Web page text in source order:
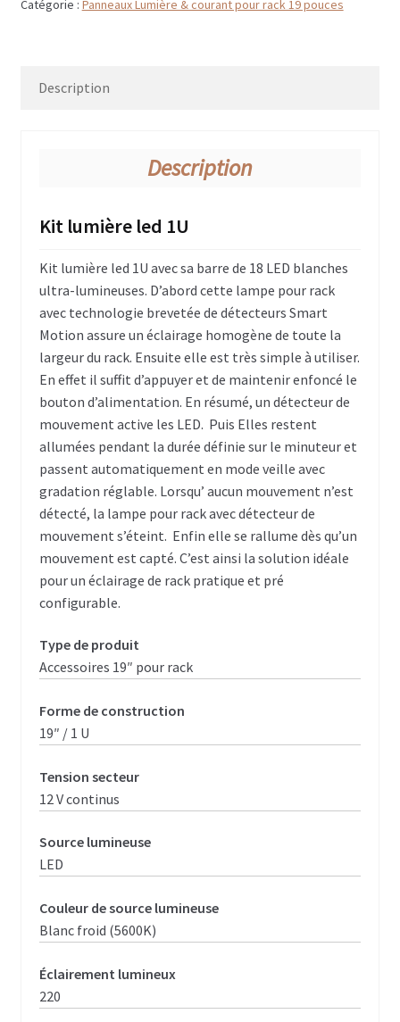
Remorque flightcase
A – Matière & finition
D – Empilement flightcases
E – Roulettes
F – Mousse de protection et / ou calage
G – Renforts divers flightcase
H – Aménagement interne flightcases
I – Tiroirs, plateaux, glissières pour
flightcases
J – Connectiques, courant, lumière flightcases
K- Trappe accès flightcases
L – Traitement matière, Usinage & soudure
M – Options & solutions Diverses
Accessoires 19 pouces
Lumière & courant pour rack 19 pouces
Panneaux racks 19 pouces
Visserie & rondelles
Flight cases référencés
Support
Contact
Catégorie : Panneaux Lumière & courant pour rack 19 pouces
Description
Description
Kit lumière led 1U
Kit lumière led 1U avecsa barre de 18 LED blanches
ultra-lumineuses. D’abord cette lampe pour rack
avec technologie brevetée de détecteurs Smart
Motion assure un éclairage homogène de toute la
largeur du rack. Ensuite elle est très simple à utiliser.
En effet il suffit d’appuyer et de maintenir enfoncé le
bouton d’alimentation. En résumé, un détecteur de
mouvement active les LED. Puis Elles restent
allumées pendant la durée définie sur le minuteur et
passent automatiquement en mode veille avec
gradation réglable. Lorsqu’ aucun mouvement n’est
détecté, la lampe pour rack avec détecteur de
mouvement s’éteint. Enfin elle se rallume dès qu’un
mouvement est capté. C’est ainsi la solution idéale
pour un éclairage de rack pratique et pré
configurable.
Type de produit
Accessoires 19″ pour rack
Forme de construction
19″ / 1 U
Tension secteur
12 V continus
Source lumineuse
LED
Couleur de source lumineuse
Blanc froid (5600K)
Éclairement lumineux
220